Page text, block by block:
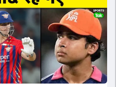
जुड़े हुए नजर आते हैं। कप्तान Rajat
बहुत स्पष्ट रहा है। एनालिस्ट से लेकर
जिससे मैदान पर कोई कंफ्यूजन नहीं
सफलता हासिल की है।